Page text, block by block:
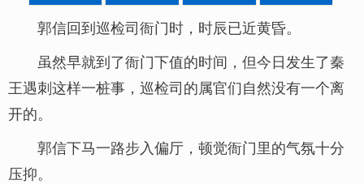
郭信回到巡检司衙门时，时辰已近黄昏。
虽然早就到了衙门下值的时间，但今日发生了秦
王遇刺这样一桩事，巡检司的属官们自然没有一个离
开的。
郭信下马一路步入偏厅，顿觉衙门里的气氛十分
压抑。